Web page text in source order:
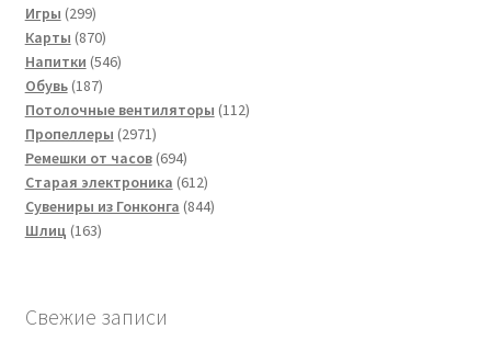
Игры 299299
товаров
Карты 870870
товаров
Напитки 546546
Обувь 187187
товаров
Потолочные вентиляторы 112112
Пропеллеры 29712971
товар
Ремешки от часов 694694
товара
Старая электроника 612612
товаров
Сувениры из Гонконга 844844
Шлиц 163163
Свежие записи